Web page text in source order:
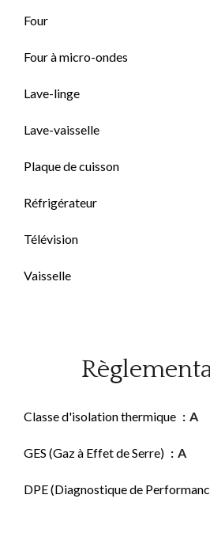
Four
Four à micro-ondes
Lave-linge
Lave-vaisselle
Plaque de cuisson
Réfrigérateur
Télévision
Vaisselle
Classe d'isolation thermique A
GES (Gaz à Effet de Serre) A
DPE (Diagnostique de